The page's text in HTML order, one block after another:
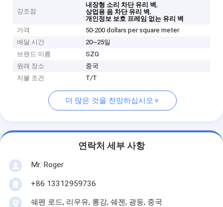
강조점
내장형 소리 차단 유리 벽,
상업용 음 차단 유리 벽,
개인정보 보호 프레임 없는 유리 벽
가격
50-200 dollars per square meter
배달 시간
20~25일
브랜드 이름
SZG
원래 장소
중국
지불 조건
T/T
더 많은 것을 전망하십시오
연락처 세부 사항
Mr. Roger
+86 13312959736
쉐펜 로드, 리우유, 롱강, 쉐젠, 광둥, 중국